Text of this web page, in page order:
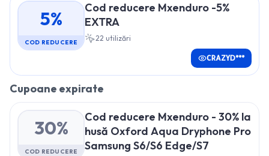
5%
COD REDUCERE
Cod reducere Mxenduro -5%
EXTRA
22 utilizări
CRAZYD***
Cupoane expirate
30%
COD REDUCERE
Cod reducere Mxenduro - 30% la
husă Oxford Aqua Dryphone Pro
Samsung S6/S6 Edge/S7